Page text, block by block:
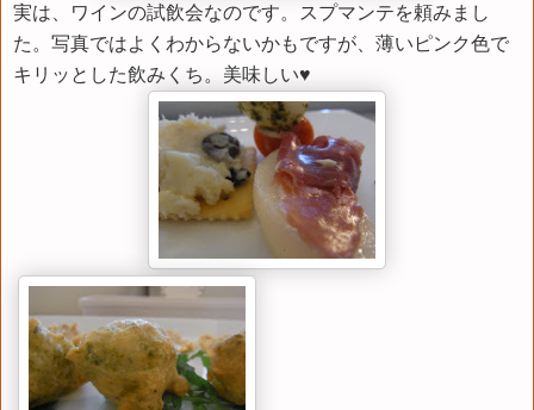
実は、ワインの試飲会なのです。スプマンテを頼みまし
た。写真ではよくわからないかもですが、薄いピンク色で
キリッとした飲みくち。美味しい♥